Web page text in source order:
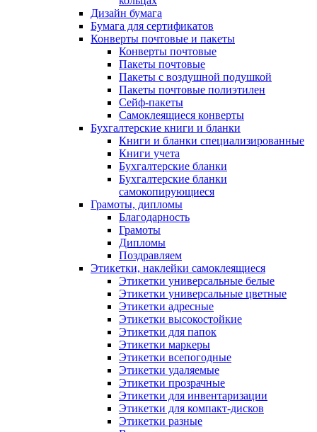
Дизайн бумага
Бумага для сертификатов
Конверты почтовые и пакеты
Конверты почтовые
Пакеты почтовые
Пакеты с воздушной подушкой
Пакеты почтовые полиэтилен
Сейф-пакеты
Самоклеящиеся конверты
Бухгалтерские книги и бланки
Книги и бланки специализированные
Книги учета
Бухгалтерские бланки
Бухгалтерские бланки
самокопирующиеся
Грамоты, дипломы
Благодарность
Грамоты
Дипломы
Поздравляем
Этикетки, наклейки самоклеящиеся
Этикетки универсальные белые
Этикетки универсальные цветные
Этикетки адресные
Этикетки высокостойкие
Этикетки для папок
Этикетки маркеры
Этикетки всепогодные
Этикетки удаляемые
Этикетки прозрачные
Этикетки для инвентаризации
Этикетки для компакт-дисков
Этикетки разные